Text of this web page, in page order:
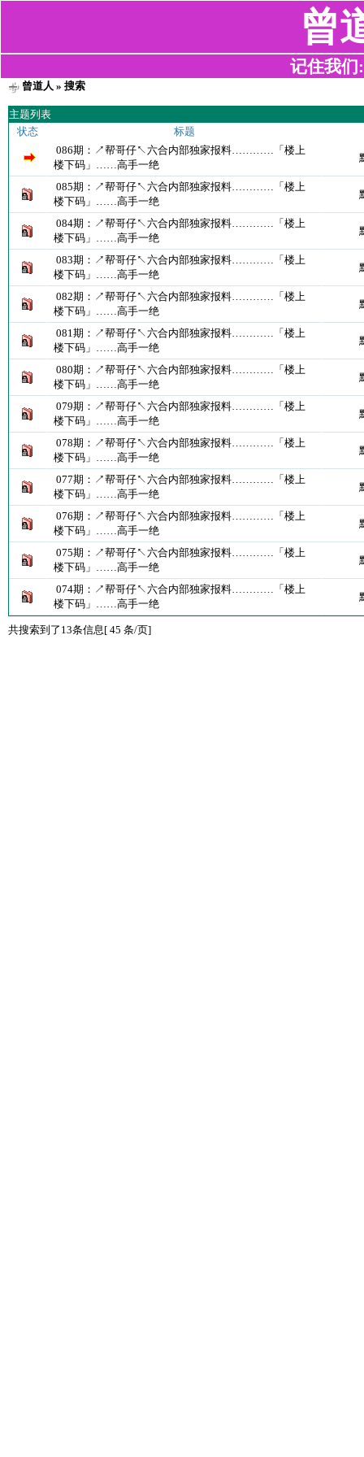
曾
记住我们
曾道人 » 搜索
主题列表
状态
标题
086期：↗帮哥仔↖六合内部独家报料…………「楼上
楼下码」……高手一绝
085期：↗帮哥仔↖六合内部独家报料…………「楼上
楼下码」……高手一绝
084期：↗帮哥仔↖六合内部独家报料…………「楼上
楼下码」……高手一绝
083期：↗帮哥仔↖六合内部独家报料…………「楼上
楼下码」……高手一绝
082期：↗帮哥仔↖六合内部独家报料…………「楼上
楼下码」……高手一绝
081期：↗帮哥仔↖六合内部独家报料…………「楼上
楼下码」……高手一绝
080期：↗帮哥仔↖六合内部独家报料…………「楼上
楼下码」……高手一绝
079期：↗帮哥仔↖六合内部独家报料…………「楼上
楼下码」……高手一绝
078期：↗帮哥仔↖六合内部独家报料…………「楼上
楼下码」……高手一绝
077期：↗帮哥仔↖六合内部独家报料…………「楼上
楼下码」……高手一绝
076期：↗帮哥仔↖六合内部独家报料…………「楼上
楼下码」……高手一绝
075期：↗帮哥仔↖六合内部独家报料…………「楼上
楼下码」……高手一绝
074期：↗帮哥仔↖六合内部独家报料…………「楼上
楼下码」……高手一绝
共搜索到了13条信息[ 45 条/页]